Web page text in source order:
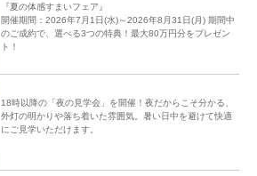
『夏の体感すまいフェア』
開催期間：2026年7月1日(水)～2026年8月31日(月) 期間中
のご成約で、選べる3つの特典！最大80万円分をプレゼン
ト！
18時以降の「夜の見学会」を開催！夜だからこそ分かる、
外灯の明かりや落ち着いた雰囲気。暑い日中を避けて快適
にご見学いただけます。